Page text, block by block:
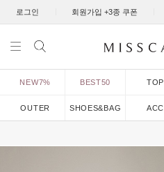
로그인 회원가입 +3종 쿠폰
NEW7% BEST50 TOP
OUTER SHOES&BAG ACC